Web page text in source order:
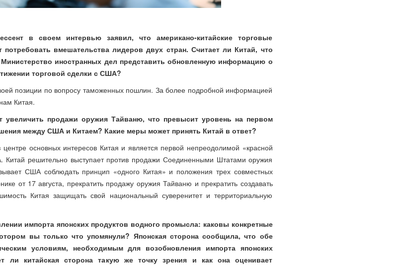
в своем интервью заявил, что американо-китайские торговые
вмешательства лидеров двух стран. Считает ли Китай, что
иностранных дел представить обновленную информацию о
торговой сделки с США?
позиции по вопросу таможенных пошлин. За более подробной информацией
Китая.
продажи оружия Тайваню, что превысит уровень на первом
между США и Китаем? Какие меры может принять Китай в ответ?
основных интересов Китая и является первой непреодолимой «красной
решительно выступает против продажи Соединенными Штатами оружия
США соблюдать принцип «одного Китая» и положения трех совместных
от 17 августа, прекратить продажу оружия Тайваню и прекратить создавать
Китая защищать свой национальный суверенитет и территориальную
импорта японских продуктов водного промысла: каковы конкретные
вы только что упомянули? Японская сторона сообщила, что обе
условиям, необходимым для возобновления импорта японских
ли китайская сторона такую же точку зрения и как она оценивает